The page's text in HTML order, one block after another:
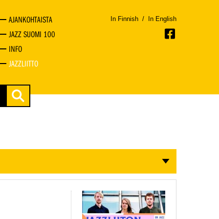
AJANKOHTAISTA
JAZZ SUOMI 100
INFO
JAZZLIITTO
In Finnish / In English